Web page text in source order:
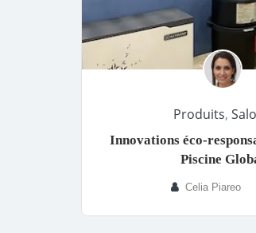
Produits,
Innovations éco-
Piscine
Celia Piareo